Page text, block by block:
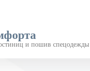
и пошив спецодежды